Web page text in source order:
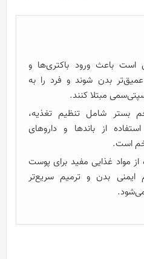
باعث ورود باکتری‌ها و
بدن شوند و فرد را به
مبتلا کنند.
بستر شامل تنظیم تغذیه،
استفاده از باندها و داروهای
است.
از مواد غذایی مفید برای پوست
بدن و ترمیم سریع‌تر